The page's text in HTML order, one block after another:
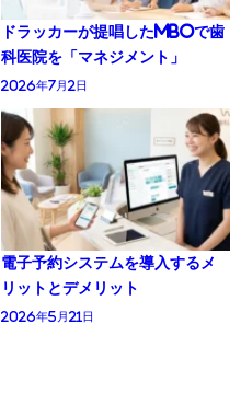
ドラッカーが提唱したMBOで歯
科医院を「マネジメント」
2026年7月2日
電子予約システムを導入するメ
リットとデメリット
2026年5月21日